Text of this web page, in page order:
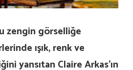
zengin görselliğe
ışık, renk ve
yansıtan Claire Arkas’ın